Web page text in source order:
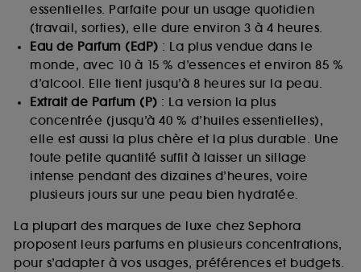
essentielles. Parfaite pour un usage quotidien
(travail, sorties), elle dure environ 3 à 4 heures.
Eau de Parfum (EdP) : La plus vendue dans le
monde, avec 10 à 15 % d’essences et environ 85 %
d’alcool. Elle tient jusqu’à 8 heures sur la peau.
Extrait de Parfum (P) : La version la plus
concentrée (jusqu’à 40 % d’huiles essentielles),
elle est aussi la plus chère et la plus durable. Une
toute petite quantité suffit à laisser un sillage
intense pendant des dizaines d’heures, voire
plusieurs jours sur une peau bien hydratée.
La plupart des marques de luxe chez Sephora
proposent leurs parfums en plusieurs concentrations,
pour s’adapter à vos usages, préférences et budgets.